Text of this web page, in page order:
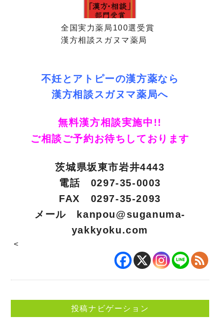
全国実力薬局100選受賞
漢方相談スガヌマ薬局
不妊とアトピーの漢方薬なら
漢方相談スガヌマ薬局へ
無料漢方相談実施中!!
ご相談ご予約お待ちしております
茨城県坂東市岩井4443
電話 0297-35-0003
FAX 0297-35-2093
メール
kanpou@suganuma-
yakkyoku.com
<
投稿ナビゲーション